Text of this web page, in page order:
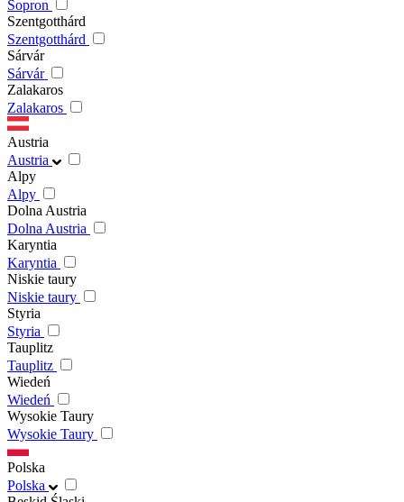
Sopron
Szentgotthárd
Szentgotthárd
Sárvár
Sárvár
Zalakaros
Zalakaros
Austria
Austria
Alpy
Alpy
Dolna Austria
Dolna Austria
Karyntia
Karyntia
Niskie taury
Niskie taury
Styria
Styria
Tauplitz
Tauplitz
Wiedeń
Wiedeń
Wysokie Taury
Wysokie Taury
Polska
Polska